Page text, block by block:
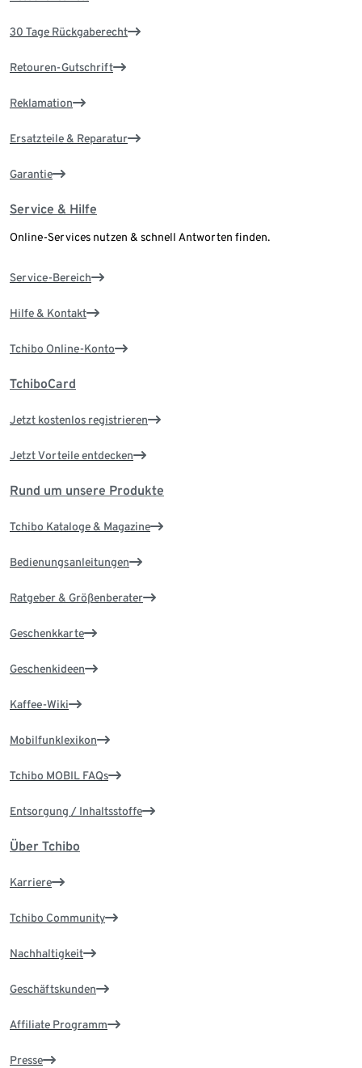
30 Tage Rückgaberecht
Retouren-Gutschrift
Reklamation
Ersatzteile & Reparatur
Garantie
Service & Hilfe
Online-Services nutzen & schnell Antworten finden.
Service-Bereich
Hilfe & Kontakt
Tchibo Online-Konto
TchiboCard
Jetzt kostenlos registrieren
Jetzt Vorteile entdecken
Rund um unsere Produkte
Tchibo Kataloge & Magazine
Bedienungsanleitungen
Ratgeber & Größenberater
Geschenkkarte
Geschenkideen
Kaffee-Wiki
Mobilfunklexikon
Tchibo MOBIL FAQs
Entsorgung / Inhaltsstoffe
Über Tchibo
Karriere
Tchibo Community
Nachhaltigkeit
Geschäftskunden
Affiliate Programm
Presse